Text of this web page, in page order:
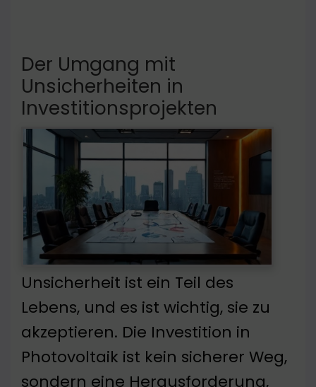
Der Umgang mit
Unsicherheiten in
Investitionsprojekten
Unsicherheit ist ein Teil des
Lebens, und es ist wichtig, sie zu
akzeptieren. Die Investition in
Photovoltaik ist kein sicherer Weg,
sondern eine Herausforderung,